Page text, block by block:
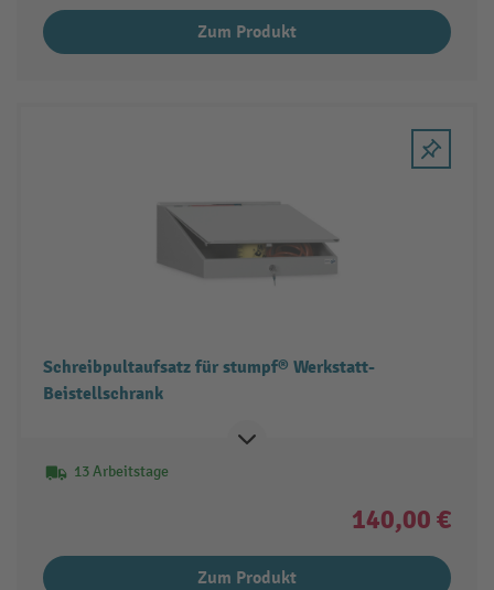
Zum Produkt
Schreibpultaufsatz für stumpf® Werkstatt-
Beistellschrank
13 Arbeitstage
140,00 €
Zum Produkt